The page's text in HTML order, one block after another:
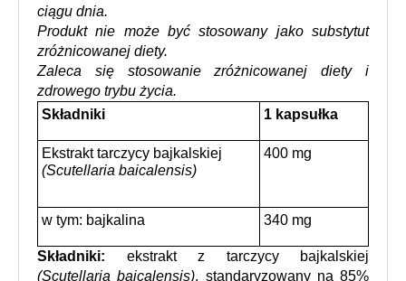
ciągu dnia.
Produkt nie może być stosowany jako substytut
zróżnicowanej diety.
Zaleca się stosowanie zróżnicowanej diety i
zdrowego trybu życia.
Składniki
1 kapsułka
Ekstrakt tarczycy bajkalskiej
(Scutellaria baicalensis)
400 mg
w tym: bajkalina 340 mg
Składniki:
(Scutellaria baicalensis), standaryzowany na 85%